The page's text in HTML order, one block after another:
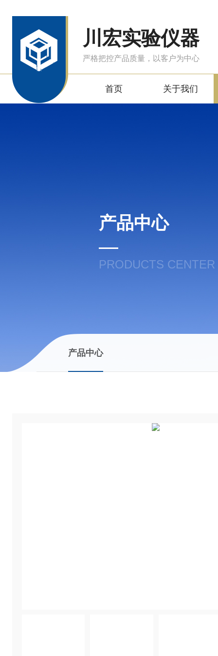
川宏实验仪器
严格把控产品质量，以客户为中心
首页 关于我们
产品中心
PRODUCTS CENTER
产品中心